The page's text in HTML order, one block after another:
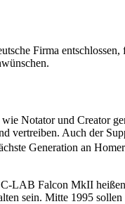
Firma
Notator und Creator
vertreiben. Auch der
Generation an
Falcon MkII
sein. Mitte 1995